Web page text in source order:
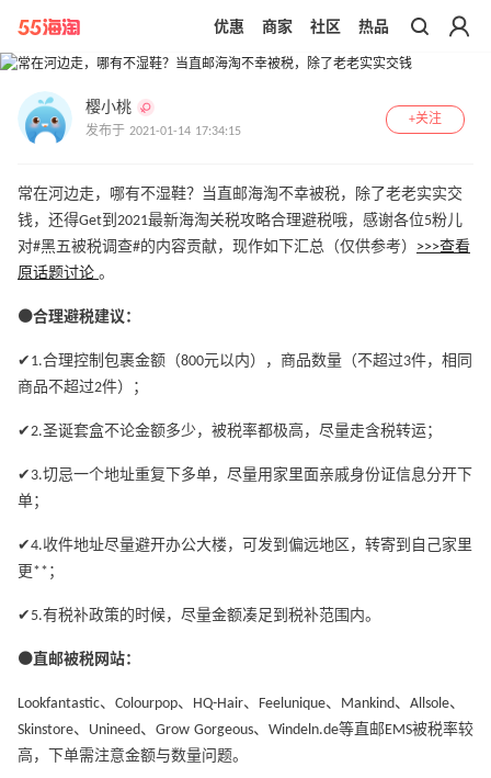
带你去官网买正品
优惠 商家 社区 热品
樱小桃
发布于 2021-01-14 17:34:15
+关注
常在河边走，哪有不湿鞋？当直邮海淘不幸被税，除了老老实实交
钱，还得Get到2021最新海淘关税攻略合理避税哦，感谢各位5粉儿
对#黑五被税调查#的内容贡献，现作如下汇总（仅供参考） >>>查看
原话题讨论 。
⚫合理避税建议：
✔1.合理控制包裹金额（800元以内），商品数量（不超过3件，相同
商品不超过2件）；
✔2.圣诞套盒不论金额多少，被税率都极高，尽量走含税转运；
✔3.切忌一个地址重复下多单，尽量用家里面亲戚身份证信息分开下
单；
✔4.收件地址尽量避开办公大楼，可发到偏远地区，转寄到自己家里
更**；
✔5.有税补政策的时候，尽量金额凑足到税补范围内。
⚫直邮被税网站：
Lookfantastic、Colourpop、HQ-Hair、Feelunique、Mankind、Allsole、
Skinstore、Unineed、Grow Gorgeous、Windeln.de等直邮EMS被税率较
高，下单需注意金额与数量问题。